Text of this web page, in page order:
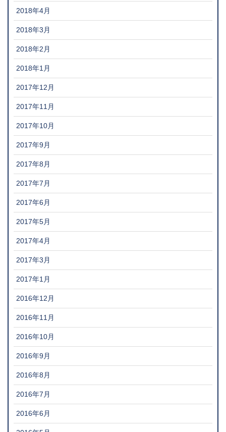
2018年4月
2018年3月
2018年2月
2018年1月
2017年12月
2017年11月
2017年10月
2017年9月
2017年8月
2017年7月
2017年6月
2017年5月
2017年4月
2017年3月
2017年1月
2016年12月
2016年11月
2016年10月
2016年9月
2016年8月
2016年7月
2016年6月